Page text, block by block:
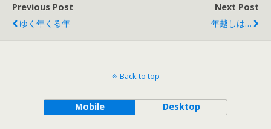
Previous Post
ゆく年くる年
Next Post
年越しは…
Back to top
Mobile Desktop